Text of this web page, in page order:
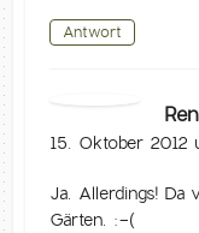
Antwort
15. Oktober 2012
Ja. Allerdings! Da
Gärten. :-(